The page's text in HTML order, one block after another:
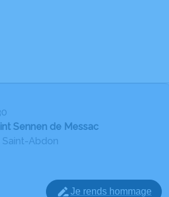
Sennen de Messac
Abdon
Je rends hommage